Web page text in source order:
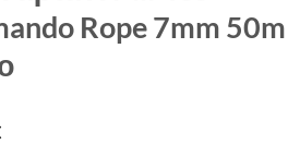
Rope 7mm 50m